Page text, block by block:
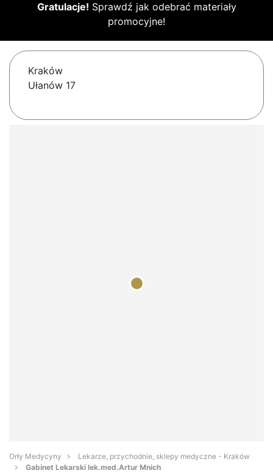
Gratulacje! Sprawdź jak odebrać materiały
promocyjne!
Kraków
Ułanów 17
Orły Medycyny
Lekarze, przychodnie, sklepy medyczne - Kraków
Gabinet Lekarski lek.med.Artur Mnich